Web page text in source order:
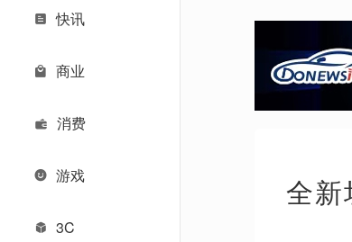
快讯
商业
消费
游戏
3C
全